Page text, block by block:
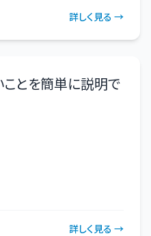
詳しく見る →
とを簡単に説明で
詳しく見る →